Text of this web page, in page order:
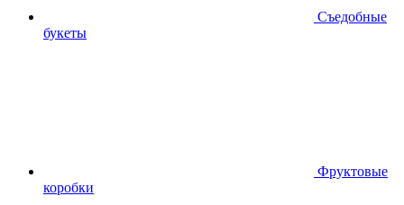
Съедобные
букеты
Фруктовые
коробки